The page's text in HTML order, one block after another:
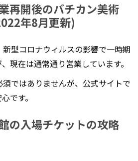
再開後のバチカン美術
年8月更新)
型コロナウィルスの影響で一時期
現在は通常通り営業しています。
ではありませんが、公式サイトで
です。
の入場チケットの攻略